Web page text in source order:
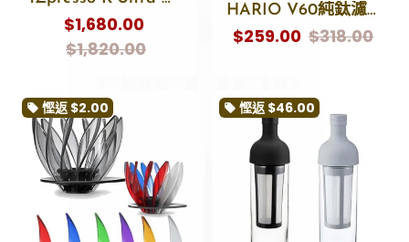
$1,680.00
$1,820.00
HARIO V60純鈦濾杯｜輕量、無金屬異味、終身耐用的高端手沖選擇
$259.00 $318.00
local_offer 慳返 $2.00 local_offer 慳返 $46.00